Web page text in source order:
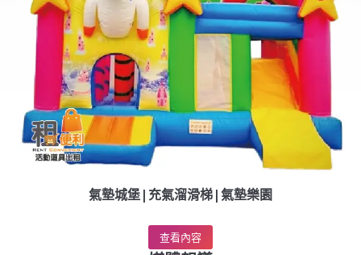
氣墊城堡|充氣溜滑梯|氣墊樂園
查看內容